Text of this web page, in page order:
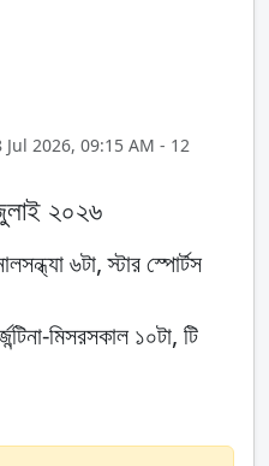
Jul 2026, 09:15 AM - 12
২০২৬
৬টা, স্টার স্পোর্টস
মিসরসকাল ১০টা, টি